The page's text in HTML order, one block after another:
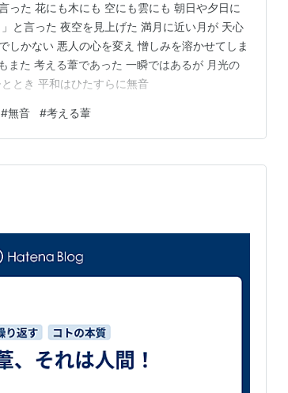
った 花にも木にも 空にも雲にも 朝日や夕日に
と言った 夜空を見上げた 満月に近い月が 天心
しかない 悪人の心を変え 憎しみを溶かせてしま
また 考える葦であった 一瞬ではあるが 月光の
とき 平和はひたすらに無音
#無音 #考える葦